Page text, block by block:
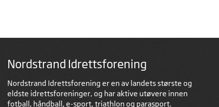
Nordstrand Idrettsforening
Nordstrand Idrettsforening er en av landets største og
eldste idrettsforeninger, og har aktive utøvere innen
fotball, håndball, e-sport, triathlon og parasport.